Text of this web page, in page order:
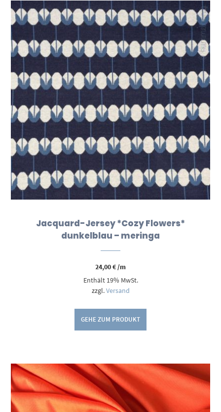
Jacquard-Jersey *Cozy Flowers*
dunkelblau – meringa
24,00€/m
Enthält 19% MwSt.
zzgl.Versand
GEHE ZUM PRODUKT